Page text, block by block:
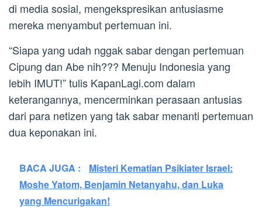
di media sosial, mengekspresikan antusiasme
mereka menyambut pertemuan ini.
“Siapa yang udah nggak sabar dengan pertemuan
Cipung dan Abe nih??? Menuju Indonesia yang
lebih IMUT!” tulis KapanLagi.com dalam
keterangannya, mencerminkan perasaan antusias
dari para netizen yang tak sabar menanti pertemuan
dua keponakan ini.
BACA JUGA :
Misteri Kematian Psikiater Israel:
Moshe Yatom, Benjamin Netanyahu, dan Luka
yang Mencurigakan!